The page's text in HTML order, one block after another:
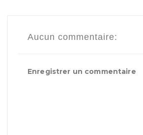
Aucun commentaire:
Enregistrer un commentaire